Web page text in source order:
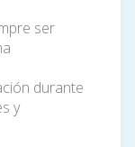
ser
durante
y